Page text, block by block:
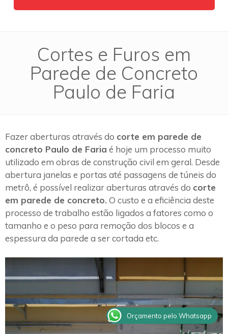
Cortes e Furos em
Parede de Concreto
Paulo de Faria
Fazer aberturas através do corte em parede de
concreto Paulo de Faria é hoje um processo muito
utilizado em obras de construção civil em geral. Desde
abertura janelas e portas até passagens de túneis do
metrô, é possível realizar aberturas através do corte
em parede de concreto. O custo e a eficiência deste
processo de trabalho estão ligados a fatores como o
tamanho e o peso para remoção dos blocos e a
espessura da parede a ser cortada etc.
Orçamento pelo Whatsapp